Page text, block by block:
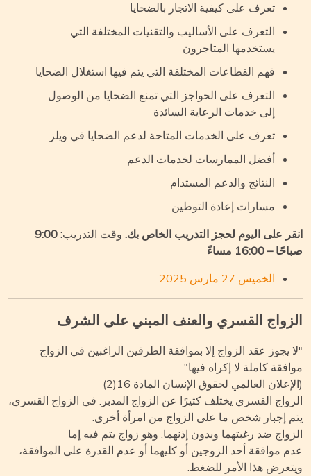
تعرف على كيفية الاتجار بالضحايا
التعرف على الأساليب والتقنيات المختلفة التي
يستخدمها المتاجرون
فهم القطاعات المختلفة التي يتم فيها استغلال الضحايا
التعرف على الحواجز التي تمنع الضحايا من الوصول
إلى خدمات الرعاية السائدة
تعرف على الخدمات المتاحة لدعم الضحايا في ويلز
أفضل الممارسات لخدمات الدعم
النتائج والدعم المستدام
مسارات إعادة التوطين
على اليوم لحجز التدريب الخاص بك. وقت التدريب:9:00
– 16:00 مساءً
الخميس 27 مارس 2025
القسري والعنف المبني على الشرف
يجوز عقد الزواج إلا بموافقة الطرفين الراغبين في الزواج
كاملة لا إكراه فيها"
العالمي لحقوق الإنسان المادة 16(2)
القسري يختلف كثيرًا عن الزواج المدبر. في الزواج القسري،
إجبار شخص ما على الزواج من امرأة أخرى.
ضد رغبتهما وبدون إذنهما. وهو زواج يتم فيه إما
موافقة أحد الزوجين أو كليهما أو عدم القدرة على الموافقة،
هذا الأمر للضغط.